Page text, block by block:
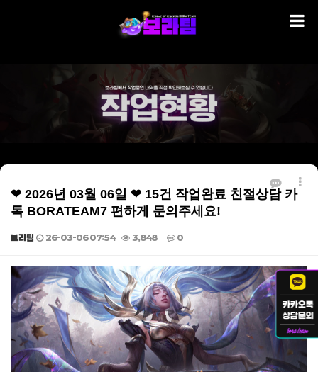
❤ 2026년 03월 06일 ❤ 15건 작업완료 친절상담 카
톡 BORATEAM7 편하게 문의주세요!
보라팀 26-03-06 07:54 3,848 0
본문